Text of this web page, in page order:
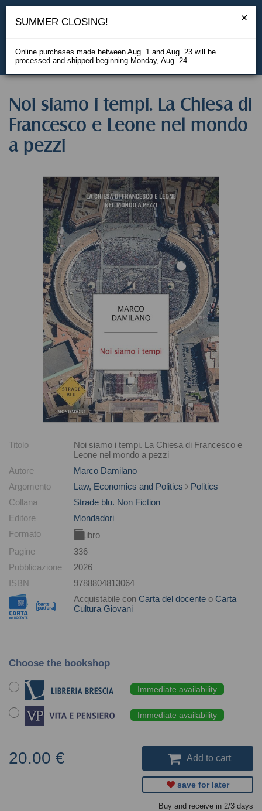
Noi siamo i tempi. La Chiesa di
Francesco e Leone nel mondo
a pezzi
Titolo
Noi siamo i tempi. La Chiesa di Francesco e
Leone nel mondo a pezzi
Autore
Marco Damilano
Argomento
Law, Economics and Politics
Politics
Collana
Strade blu. Non Fiction
Editore
Mondadori
Formato
Libro
Pagine
336
Pubblicazione
2026
ISBN
9788804813064
Acquistabile con Carta del docente o Carta
Cultura Giovani
Choose the bookshop
Immediate availability
Immediate availability
20.00 € Add to cart
save for later
Buy and receive in 2/3 days
SUMMER CLOSING!
Online purchases made between Aug. 1 and Aug. 23 will be
processed and shipped beginning Monday, Aug. 24.